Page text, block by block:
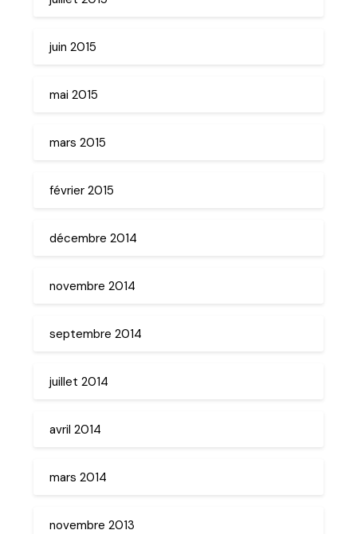
juin 2015
mai 2015
mars 2015
février 2015
décembre 2014
novembre 2014
septembre 2014
juillet 2014
avril 2014
mars 2014
novembre 2013